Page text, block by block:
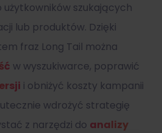
szukających
lub produktów. Dzięki
fraz Long Tail można
w wyszukiwarce, poprawić
i obniżyć koszty kampanii
wdrożyć strategię
z narzędzi do analizy